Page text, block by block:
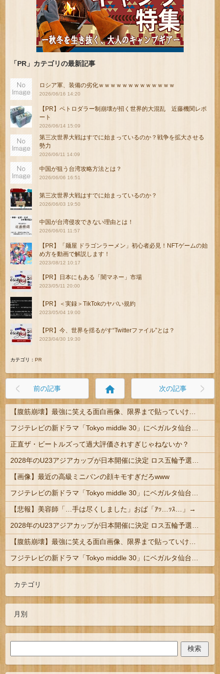
「PR」カテゴリの最新記事
ロシア軍、装備の劣化ｗｗｗｗｗｗｗｗｗｗｗｗｗ
2026/06/16 14:20
【PR】ペトロダラー制崩壊が招く世界的大混乱 近藤機関レポ
ート
2026/06/14 15:09
第三次世界大戦はすでに始まっているのか？戦争を拡大させる
勢力
2026/06/11 14:09
中国が狙う台湾攻略方法とは？
2026/06/06 16:51
第三次世界大戦はすでに始まっているのか？
2026/06/03 19:50
中国が台湾侵攻できない理由とは！
2026/06/01 11:57
【PR】「麺屋 ドラゴンラーメン」初心者必見！NFTゲームの始
め方を動画で解説します！
2023/08/12 10:17
【PR】日本にもある「闇マネー」市場
2023/05/11 20:00
【PR】＜実録＞TikTokのヤバい規約
2023/05/04 19:00
【PR】今、世界を揺るがす“Twitterファイル”とは？
2023/04/30 19:30
カテゴリ： PR
前の記事 home 次の記事
【腹筋崩壊】最強に笑える面白画像、限界まで貼っていけｗｗｗ
フジテレビの新ドラマ「Tokyo middle 30」にベガルタ仙台っぽいネタが登場
正直ザ・ビートルズって過大評価されすぎじゃねないか？
2028年のU23アジアカップが日本開催に決定 ロス五輪予選を兼ねた大会
【画像】最近の高級ミニバンの顔キモすぎだろwww
フジテレビの新ドラマ「Tokyo middle 30」にベガルタ仙台っぽいネタが登場
【悲報】美容師「…手は尽くしました」おば「ｱｯ…ｯｽ…」→
2028年のU23アジアカップが日本開催に決定 ロス五輪予選を兼ねた大会
【腹筋崩壊】最強に笑える面白画像、限界まで貼っていけｗｗｗ
フジテレビの新ドラマ「Tokyo middle 30」にベガルタ仙台っぽいネタが登場